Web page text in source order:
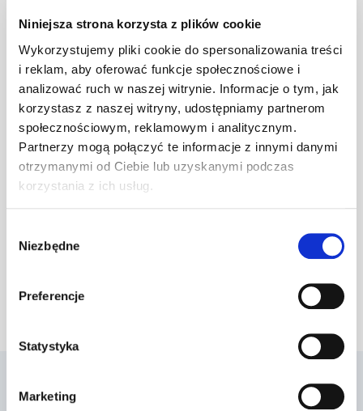
Niniejsza strona korzysta z plików cookie
Wykorzystujemy pliki cookie do spersonalizowania treści
i reklam, aby oferować funkcje społecznościowe i
analizować ruch w naszej witrynie. Informacje o tym, jak
korzystasz z naszej witryny, udostępniamy partnerom
społecznościowym, reklamowym i analitycznym.
Partnerzy mogą połączyć te informacje z innymi danymi
otrzymanymi od Ciebie lub uzyskanymi podczas
korzystania z ich usług.
zgody
Niezbędne
Preferencje
Statystyka
Marketing
siedzibą przy ul. Tatrzańskiej 105, 93-279 Łódź, wpisana do
Krajowego Rejestru Sądowego pod numerem KRS
0000127075. Możesz się z nami skontaktować mailowo:
fundacja@jim.org lub telefonicznie: +48 789 288 996
Wyrażam zgodę na przetwarzanie przez Fundację Jim
wskazanego przeze mnie adresu e-mail w celu
przesyłania mi drogą elektroniczną informacji o
działaniach, wydarzeniach i możliwościach wsparcia
realizowanych przez Fundację Jim. Niniejsza zgoda
obejmuje również przesyłanie ww. materiałów w formie